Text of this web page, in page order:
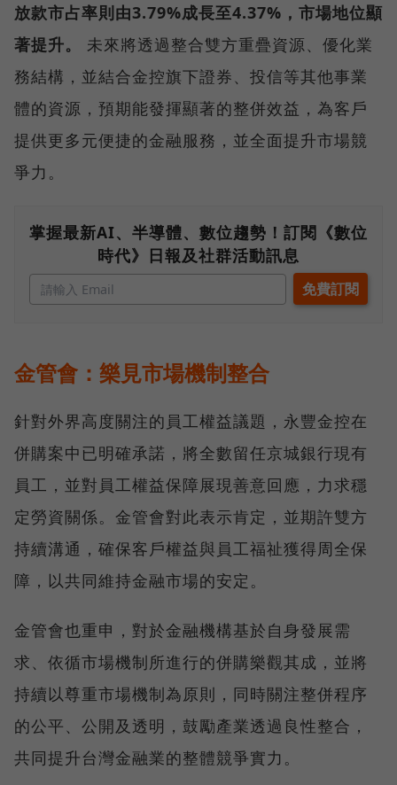
放款市占率則由3.79%成長至4.37%，市場地位顯
著提升。
未來將透過整合雙方重疊資源、優化業
務結構，並結合金控旗下證券、投信等其他事業
體的資源，預期能發揮顯著的整併效益，為客戶
提供更多元便捷的金融服務，並全面提升市場競
爭力。
掌握最新AI、半導體、數位趨勢！訂閱《數位
時代》日報及社群活動訊息
金管會：樂見市場機制整合
針對外界高度關注的員工權益議題，永豐金控在
併購案中已明確承諾，將全數留任京城銀行現有
員工，並對員工權益保障展現善意回應，力求穩
定勞資關係。金管會對此表示肯定，並期許雙方
持續溝通，確保客戶權益與員工福祉獲得周全保
障，以共同維持金融市場的安定。
金管會也重申，對於金融機構基於自身發展需
求、依循市場機制所進行的併購樂觀其成，並將
持續以尊重市場機制為原則，同時關注整併程序
的公平、公開及透明，鼓勵產業透過良性整合，
共同提升台灣金融業的整體競爭實力。